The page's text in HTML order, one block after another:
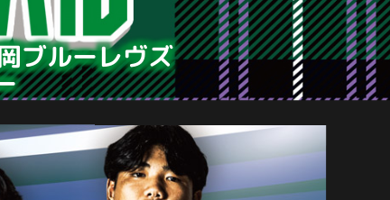
有料試合
ブルーレヴズ